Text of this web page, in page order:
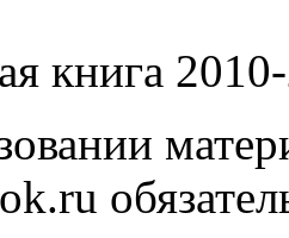
книга